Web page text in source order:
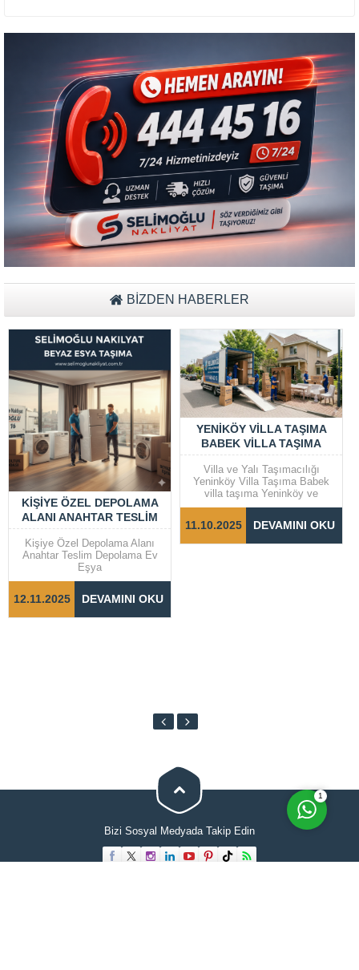
BİZDEN HABERLER
KIŞIYE ÖZEL DEPOLAMA
ALANI ANAHTAR TESLIM
DEPOLAMA EV EŞYA
Kişiye Özel Depolama Alanı
Anahtar Teslim Depolama Ev
Eşya
12.11.2025 DEVAMINI OKU
YENIKÖY VILLA TAŞIMA
BABEK VILLA TAŞIMA
Villa ve Yalı Taşımacılığı
Yeninköy Villa Taşıma Babek
villa taşıma Yeninköy ve
Bebek gibi prestijli semtlerde
taşıma işlemleri, dikkat ve
özen gerektiren bir süreçtir.
11.10.2025 DEVAMINI OKU
Bizi Sosyal Medyada Takip Edin
Müşteri Temsilcisi Fiyat Teklif
al
1